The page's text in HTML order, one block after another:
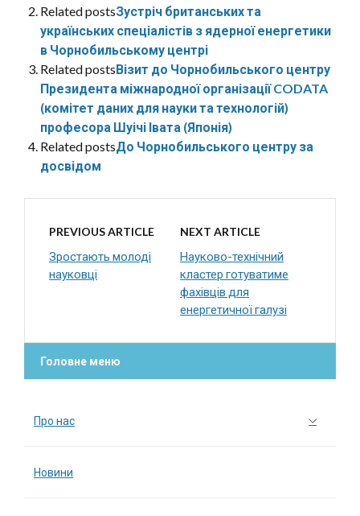
Related postsЗустріч британських та
українських спеціалістів з ядерної енергетики
в Чорнобильському центрі
Related postsВізит до Чорнобильського центру
Президента міжнародної організації CODATA
(комітет даних для науки та технологій)
професора Шуічі Івата (Японія)
Related postsДо Чорнобильського центру за
досвідом
PREVIOUS ARTICLE
Зростають молоді
науковці
NEXT ARTICLE
Науково-технічний
кластер готуватиме
фахівців для
енергетичної галузі
Головне меню
Про нас
Новини